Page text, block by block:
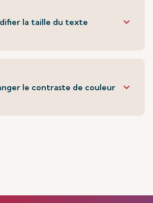
la taille du texte keyboard_arrow_down
le contraste de couleur keyboard_arrow_down